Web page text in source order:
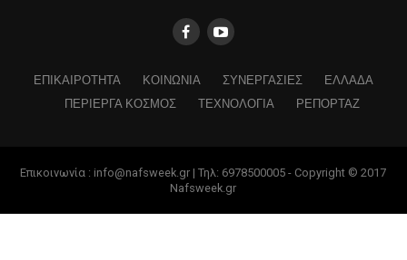
ΕΠΙΚΑΙΡΟΤΗΤΑ ΚΟΙΝΩΝΙΑ ΣΥΝΕΡΓΑΣΙΕΣ
ΕΛΛΑΔΑ
ΠΕΡΙΕΡΓΑ ΚΟΣΜΟΣ
ΤΕΧΝΟΛΟΓΙΑ ΡΕΠΟΡΤΑΖ
Επικοινωνία : info@nafsweek.gr | Τηλ: 6978500005 - Copyright © 2017
Nafsweek.gr